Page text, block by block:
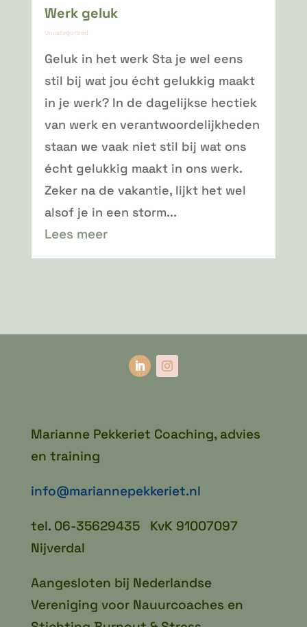
Werk geluk
Uncategorized
Geluk in het werk Sta je wel eens
stil bij wat jou écht gelukkig maakt
in je werk? In de dagelijkse hectiek
van werk en verantwoordelijkheden
staan we vaak niet stil bij wat ons
écht gelukkig maakt in ons werk.
Zeker na de vakantie, lijkt het wel
alsof je in een storm...
Lees meer
Marianne Pekkeriet Coaching, advies
en training
info@mariannepekkeriet.nl
tel. 06-35629435 KvK 91007097
Nijverdal
Aangesloten bij Nederlandse
Vereniging voor Nauurcoaches en